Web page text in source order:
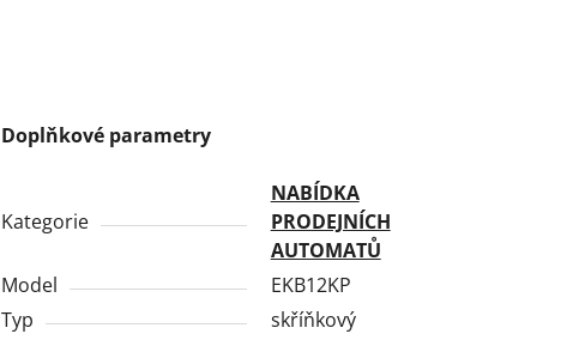
Doplňkové parametry
Kategorie
NABÍDKA
PRODEJNÍCH
AUTOMATŮ
Model
EKB12KP
Typ
skříňkový